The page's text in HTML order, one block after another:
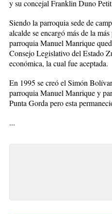
y su concejal Franklin Duno
Siendo la parroquia sede de
alcalde se encargó más de la
parroquia Manuel Manrique
Consejo Legislativo del Estado
económica, la cual fue aceptada.
En 1995 se creó el Simón
parroquia Manuel Manrique y
Punta Gorda pero esta
...